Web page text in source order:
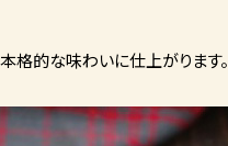
格的な味わいに仕上がります。